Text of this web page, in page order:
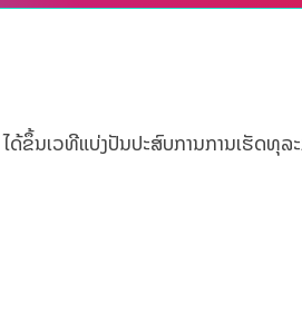
ນເວທີແບ່ງປັນປະສົບການການເຮັດທຸລ